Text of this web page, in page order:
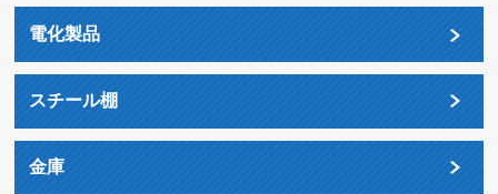
電化製品
スチール棚
金庫